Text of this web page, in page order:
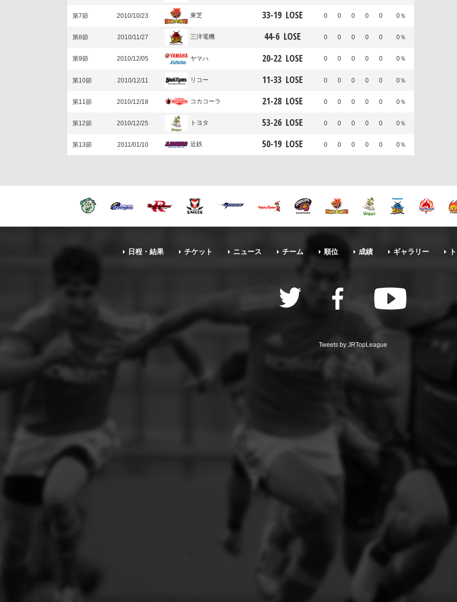
第7節 2010/10/23 東芝 33-19 LOSE 0 0 0 0 0 0％
第8節 2010/11/27 三洋電機 44-6 LOSE 0 0 0 0 0 0％
第9節 2010/12/05 ヤマハ 20-22 LOSE 0 0 0 0 0 0％
第10節 2010/12/11 リコー 11-33 LOSE 0 0 0 0 0 0％
第11節 2010/12/18 コカコーラ 21-28 LOSE 0 0 0 0 0 0％
第12節 2010/12/25 トヨタ 53-26 LOSE 0 0 0 0 0 0％
第13節 2011/01/10 近鉄 50-19 LOSE 0 0 0 0 0 0％
日程・結果 チケット ニュース チーム 順位 成績 ギャラリー
Tweets by JRTopLeague